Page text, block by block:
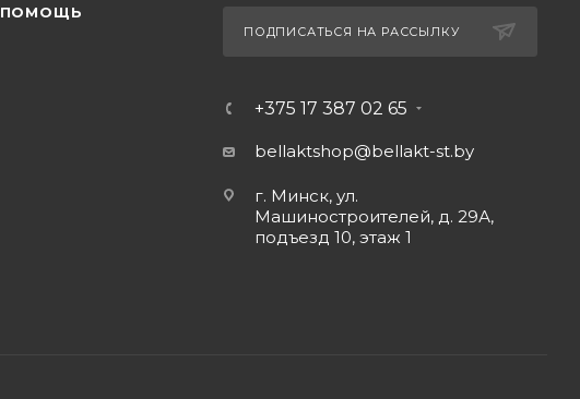
ПОМОЩЬ
ПОДПИСАТЬСЯ НА РАССЫЛКУ
+375 17 387 02 65
bellaktshop@bellakt-st.by
г. Минск, ул.
Машиностроителей, д. 29А,
подъезд 10, этаж 1